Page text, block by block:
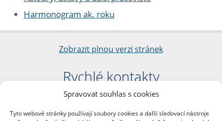
Spravovat souhlas s cookies
Tyto webové stránky používají soubory cookies a další sledovací nástroje
Harmonogram ak. roku
Zobrazit plnou verzi stránek
Rychlé kontakty
Filozofická fakulta
nám. Jana Palacha 1/2